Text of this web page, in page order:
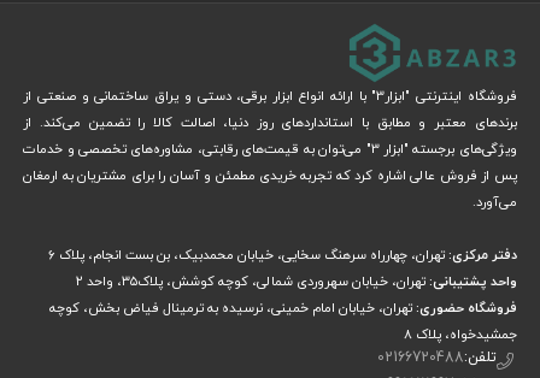
فروشگاه اینترنتی "ابزار3" با ارائه انواع ابزار برقی، دستی و یراق ساختمانی و صنعتی از
برندهای معتبر و مطابق با استانداردهای روز دنیا، اصالت کالا را تضمین می‌کند. از
ویژگی‌های برجسته "ابزار 3" می‌توان به قیمت‌های رقابتی، مشاوره‌های تخصصی و خدمات
پس از فروش عالی اشاره کرد که تجربه خریدی مطمئن و آسان را برای مشتریان به ارمغان
می‌آورد.
دفتر مرکزی:تهران، چهارراه سرهنگ سخایی، خیابان محمدبیک، بن بست انجام، پلاک 6
واحد پشتیبانی:تهران، خیابان سهروردی شمالی، کوچه کوشش، پلاک۳۵، واحد ۲
فروشگاه حضوری:تهران، خیابان امام خمینی، نرسیده به ترمینال فیاض بخش، کوچه
جمشیدخواه، پلاک ۸
تلفن:02166720488